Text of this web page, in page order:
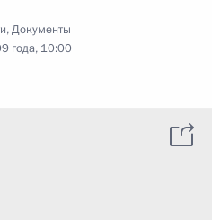
,Документы
года, 10:00